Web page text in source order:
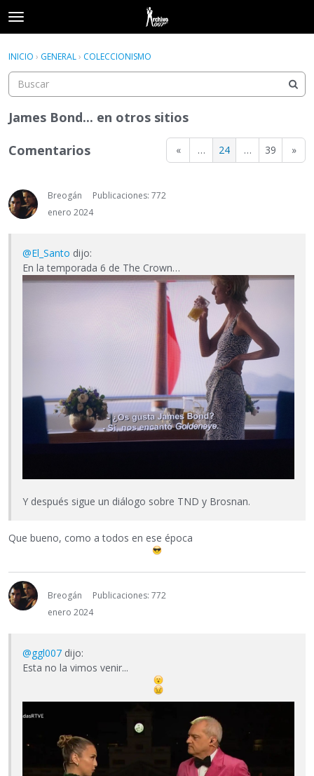
t
o
g
e
e
u
Acceder
Acceder Registrarse
INICIO › GENERAL› COLECCIONISMO
James Bond... en otros sitios
« … 24 … 39 »
Comentarios
Breogán
Publicaciones: 772
enero 2024
@El_Santo dijo:
En la temporada 6 de The Crown…
Y después sigue un diálogo sobre TND y Brosnan.
Que bueno, como a todos en ese época
Breogán
Publicaciones: 772
enero 2024
@ggl007 dijo:
Esta no la vimos venir...